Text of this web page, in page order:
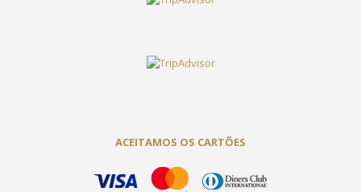
ACEITAMOS OS CARTÕES